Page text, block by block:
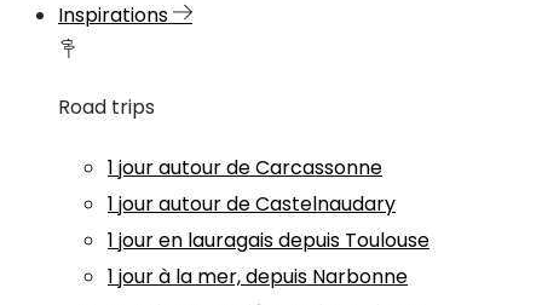
Inspirations
Road trips
1 jour autour de Carcassonne
1 jour autour de Castelnaudary
1 jour en lauragais depuis Toulouse
1 jour à la mer, depuis Narbonne